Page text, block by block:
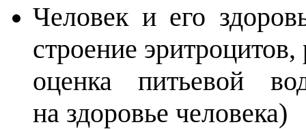
Человек и его
строение
оценка питьевой
на здоровье человека)